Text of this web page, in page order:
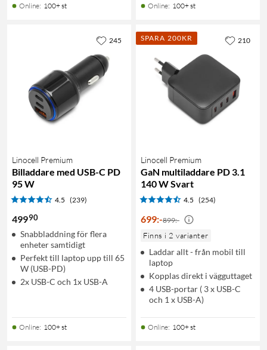
Online: 100+ st Online: 100+ st
Linocell Premium
Billaddare med USB-C PD
95 W
4.5 (239)
49990
Snabbladdning för flera
enheter samtidigt
Perfekt till laptop upp till 65
W (USB-PD)
2x USB-C och 1x USB-A
Online: 100+ st
245 SPARA 200KR
Linocell Premium
GaN multiladdare PD 3.1
140 W Svart
4.5 (254)
699:-899:-
Finns i 2 varianter
Laddar allt - från mobil till
laptop
Kopplas direkt i vägguttaget
4 USB-portar ( 3 x USB-C
och 1 x USB-A)
Online: 100+ st
210